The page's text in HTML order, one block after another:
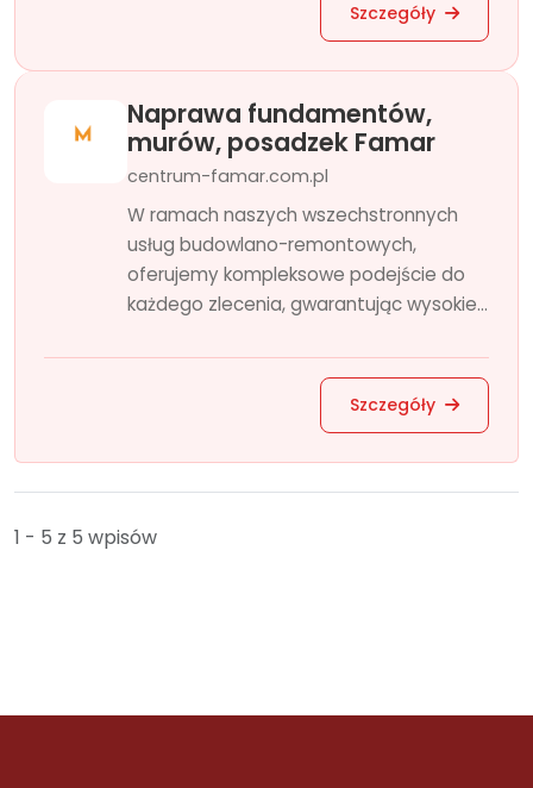
Szczegóły
Naprawa fundamentów,
murów, posadzek Famar
centrum-famar.com.pl
W ramach naszych wszechstronnych
usług budowlano-remontowych,
oferujemy kompleksowe podejście do
każdego zlecenia, gwarantując wysokie...
Szczegóły
1 - 5 z 5 wpisów